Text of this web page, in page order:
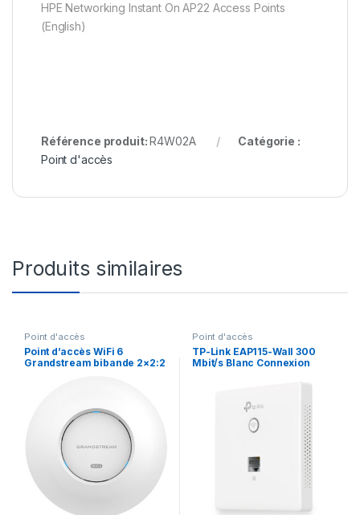
HPE Networking Instant On AP22 Access Points
(English)
Référence produit:R4W02A
Catégorie :
Point d'accès
Produits similaires
Point d'accès
Point d’accès WiFi 6
Grandstream bibande 2×2:2
Point d'accès
TP-Link EAP115-Wall 300
Mbit/s Blanc Connexion
l’alimentation via ce port